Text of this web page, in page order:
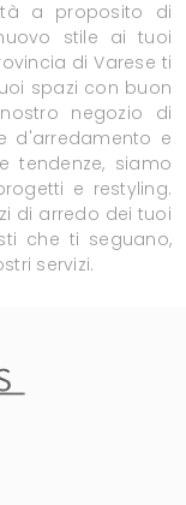
a proposito di
stile ai tuoi
di Varese ti
spazi con buon
negozio di
d'arredamento e
tendenze, siamo
e restyling.
di arredo dei tuoi
che ti seguano,
servizi.